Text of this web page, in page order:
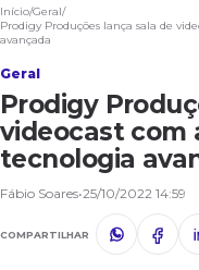
Início/Geral/
Prodigy Produções lança sala de
avançada
Geral
Prodigy
videocast com
tecnologia
Fábio Soares•25/10/2022 14:59
COMPARTILHAR